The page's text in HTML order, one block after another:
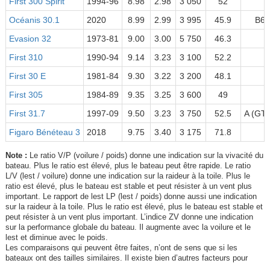
Océanis 30.1
2020 8.99 2.99 3 995 45.9
B6/
Evasion 32
1973-81 9.00 3.00 5 750
46.3
First 310
1990-94 9.14 3.23 3 100
52.2
First 30 E
1981-84 9.30 3.22 3 200
48.1
First 305
1984-89 9.35 3.25 3 600
49
First 31.7
1997-09 9.50 3.23 3 750 52.5
A
Figaro Bénéteau 3
2018 9.75 3.40 3 175 71.8
Note : Le ratio V/P (voilure / poids) donne une indication sur la vivacité du
bateau. Plus le ratio est élevé, plus le bateau peut être rapide. Le ratio
L/V (lest / voilure) donne une indication sur la raideur à la toile. Plus le
ratio est élevé, plus le bateau est stable et peut résister à un vent plus
important. Le rapport de lest LP (lest / poids) donne aussi une indication
sur la raideur à la toile. Plus le ratio est élevé, plus le bateau est stable et
peut résister à un vent plus important. L’indice ZV donne une indication
sur la performance globale du bateau. Il augmente avec la voilure et le
lest et diminue avec le poids.
Les comparaisons qui peuvent être faites, n’ont de sens que si les
bateaux ont des tailles similaires. Il existe bien d’autres facteurs pour